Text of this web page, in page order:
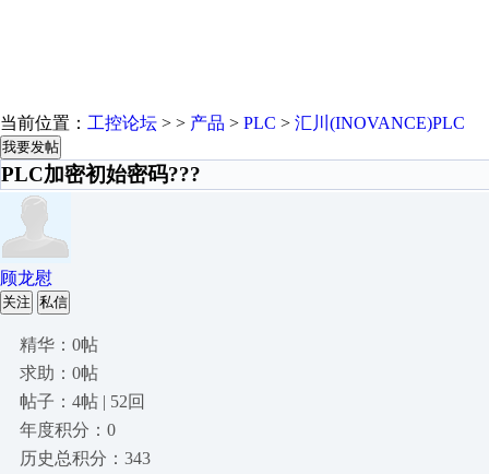
当前位置： 工控论坛 > > 产品 > PLC > 汇川(INOVANCE)PLC
我要发帖
PLC加密初始密码???
顾龙慰
关注 私信
精华：0帖
求助：0帖
帖子：4帖 | 52回
年度积分：0
历史总积分：343